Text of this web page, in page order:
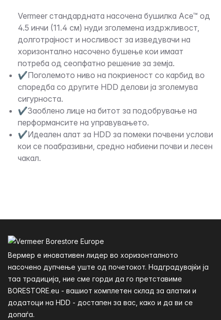
Опис
Vermeer стандардната насочена бушилка Ace™ од
4.5 инчи (11.4 см) нуди зголемена издржливост,
долготрајност и носливост за изведувачи на
хоризонтално насочено бушење кои имаат
потреба од сеопфатно решение за земја.
✔Поголемото ниво на покриеност со карбид во
споредба со другите HDD делови ја зголемува
сигурноста.
✔Заоблено лице на битот за подобрување на
перформансите на управувањето.
✔Идеален алат за HDD за помеки почвени услови
кои се поабразивни, средно набиени почви и лесен
чакал.
Вермер е иновативен лидер во хоризонталното
насочено дупчење уште од почетокот. Надградувајќи ја
таа традиција, ние сме горди да го претставиме
BORESTORE.eu - вашиот комплетен склад за алатки и
додатоци на HDD - достапен за вас, како и да ви се
допаѓа.